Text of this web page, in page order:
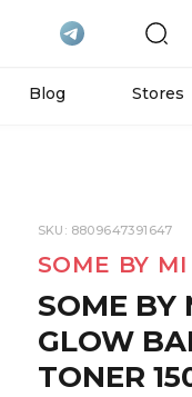
Blog Stores
SKU: 8809647391647
SOME BY MI
SOME BY
GLOW
TONER